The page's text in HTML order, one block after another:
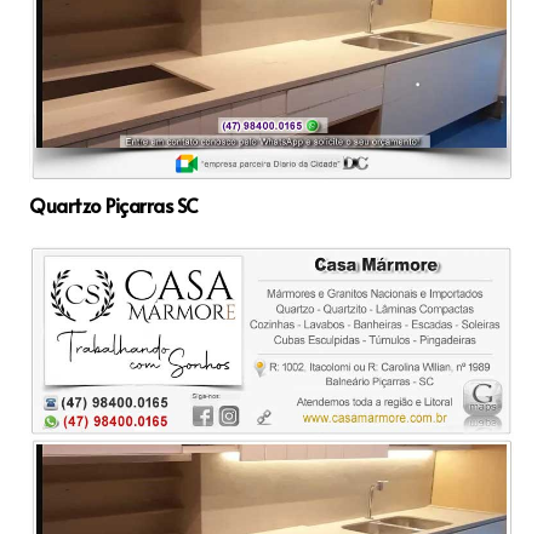
Quartzo Piçarras SC